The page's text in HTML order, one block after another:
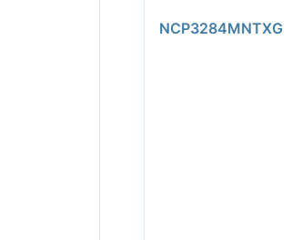
NCP3284MNTXG